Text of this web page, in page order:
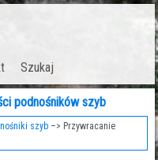
Szukaj
podnośników szyb
szyb –> Przywracanie